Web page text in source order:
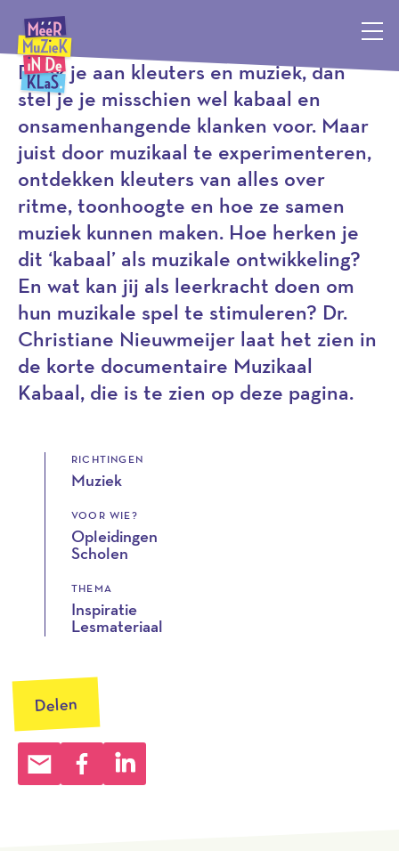
Méér Muziek in de Klas, terug naar de homepagina
Gereedschap
Denk je aan kleuters en muziek, dan
stel je je misschien wel kabaal en
onsamenhangende klanken voor. Maar
juist door muzikaal te experimenteren,
ontdekken kleuters van alles over
ritme, toonhoogte en hoe ze samen
muziek kunnen maken. Hoe herken je
dit ‘kabaal’ als muzikale ontwikkeling?
En wat kan jij als leerkracht doen om
hun muzikale spel te stimuleren? Dr.
Christiane Nieuwmeijer laat het zien in
de korte documentaire Muzikaal
Kabaal, die is te zien op deze pagina.
RICHTINGEN
Muziek
VOOR WIE?
Opleidingen
Scholen
THEMA
Inspiratie
Lesmateriaal
Delen